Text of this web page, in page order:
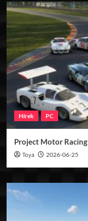
Hírek PC
Project Motor Racing
Toya 2026-06-25